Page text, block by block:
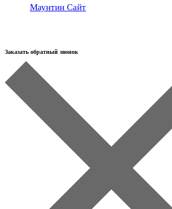
Маунтин Сайт
Заказать обратный звонок